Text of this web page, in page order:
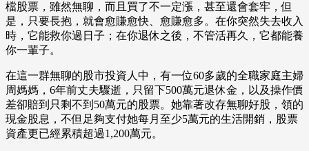
檔股票，雖然無聊，而且買了不一定漲，甚至還會套牢，但
是，只要長抱，就會愈賺愈快、愈賺愈多。在你突然失去收入
時，它能救你過日子；在你退休之後，不管活再久，它都能養
你一輩子。
在這一群無聊的股市投資人中，有一位60多歲的全職家庭主婦
周媽媽，6年前丈夫驟逝，只留下500萬元退休金，以及操作價
差卻賠到只剩不到50萬元的股票。她靠著改存無聊好股，領的
現金股息，不但足夠支付她每月至少5萬元的生活開銷，股票
資產更已經累積超過1,200萬元。